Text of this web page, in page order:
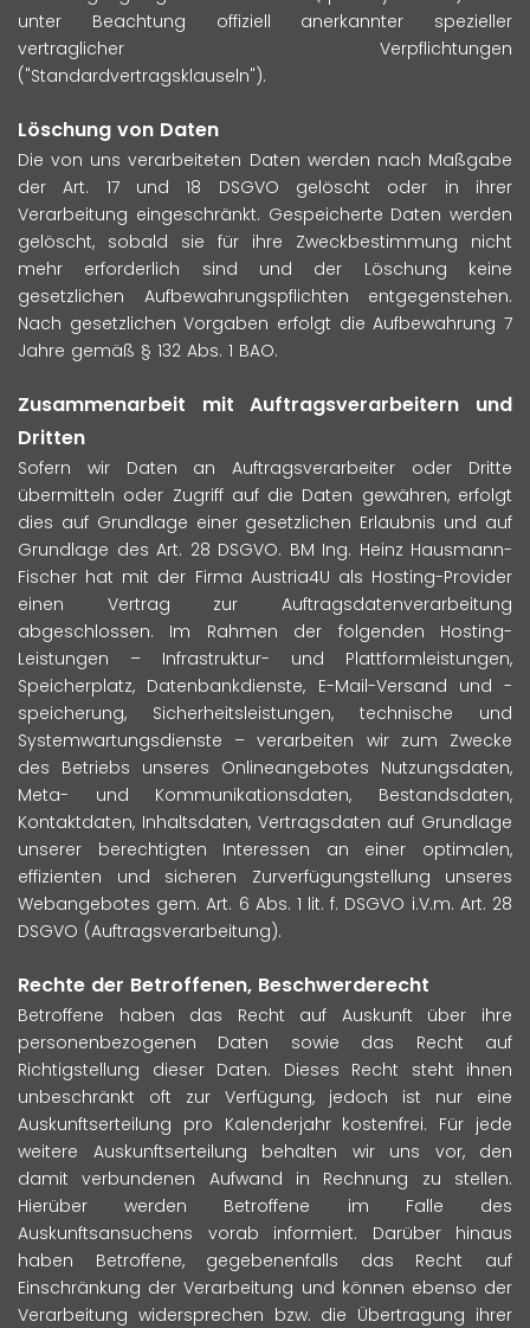
unter Beachtung offiziell anerkannter spezieller
vertraglicher Verpflichtungen
("Standardvertragsklauseln").
Löschung von Daten
Die von uns verarbeiteten Daten werden nach Maßgabe
der Art. 17 und 18 DSGVO gelöscht oder in ihrer
Verarbeitung eingeschränkt. Gespeicherte Daten werden
gelöscht, sobald sie für ihre Zweckbestimmung nicht
mehr erforderlich sind und der Löschung keine
gesetzlichen Aufbewahrungspflichten entgegenstehen.
Nach gesetzlichen Vorgaben erfolgt die Aufbewahrung 7
Jahre gemäß § 132 Abs. 1 BAO.
Zusammenarbeit mit Auftragsverarbeitern und
Dritten
Sofern wir Daten an Auftragsverarbeiter oder Dritte
übermitteln oder Zugriff auf die Daten gewähren, erfolgt
dies auf Grundlage einer gesetzlichen Erlaubnis und auf
Grundlage des Art. 28 DSGVO. BM Ing. Heinz Hausmann-
Fischer hat mit der Firma Austria4U als Hosting-Provider
einen Vertrag zur Auftragsdatenverarbeitung
abgeschlossen. Im Rahmen der folgenden Hosting-
Leistungen – Infrastruktur- und Plattformleistungen,
Speicherplatz, Datenbankdienste, E-Mail-Versand und -
speicherung, Sicherheitsleistungen, technische und
Systemwartungsdienste – verarbeiten wir zum Zwecke
des Betriebs unseres Onlineangebotes Nutzungsdaten,
Meta- und Kommunikationsdaten, Bestandsdaten,
Kontaktdaten, Inhaltsdaten, Vertragsdaten auf Grundlage
unserer berechtigten Interessen an einer optimalen,
effizienten und sicheren Zurverfügungstellung unseres
Webangebotes gem. Art. 6 Abs. 1 lit. f. DSGVO i.V.m. Art. 28
DSGVO (Auftragsverarbeitung).
Rechte der Betroffenen, Beschwerderecht
Betroffene haben das Recht auf Auskunft über ihre
personenbezogenen Daten sowie das Recht auf
Richtigstellung dieser Daten. Dieses Recht steht ihnen
unbeschränkt oft zur Verfügung, jedoch ist nur eine
Auskunftserteilung pro Kalenderjahr kostenfrei. Für jede
weitere Auskunftserteilung behalten wir uns vor, den
damit verbundenen Aufwand in Rechnung zu stellen.
Hierüber werden Betroffene im Falle des
Auskunftsansuchens vorab informiert. Darüber hinaus
haben Betroffene, gegebenenfalls das Recht auf
Einschränkung der Verarbeitung und können ebenso der
Verarbeitung widersprechen bzw. die Übertragung ihrer